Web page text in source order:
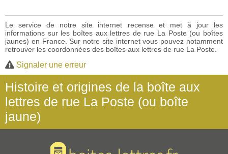
Le service de notre site internet recense et met à jour les
informations sur les boîtes aux lettres de rue La Poste (ou boîtes
jaunes) en France. Sur notre site internet vous pouvez notamment
retrouver les coordonnées des boîtes aux lettres de rue La Poste.
Signaler une erreur
Histoire et origines de la boîte aux
lettres de rue La Poste (ou boîte
jaune)